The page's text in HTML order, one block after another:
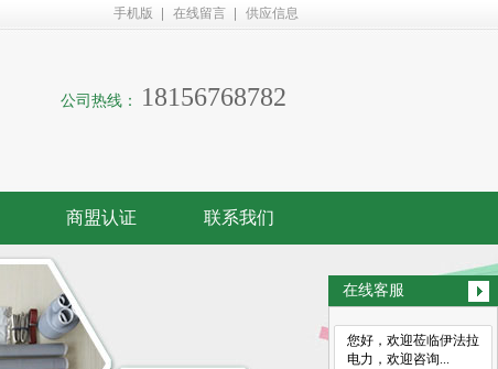
在线客服
您好，欢迎莅临伊法拉
电力，欢迎咨询...
手机版 在线留言 供应信息
公司热线： 18156768782
商盟认证 联系我们